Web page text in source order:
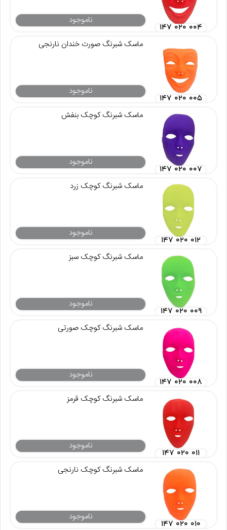
ناموجود
۱۴۷ ۰۲۰ ۰۰۴
ماسک شبرنگ صورت خندان نارنجی
ناموجود
۱۴۷ ۰۲۰ ۰۰۵
ماسک شبرنگ کوچک بنفش
ناموجود
۱۴۷ ۰۲۰ ۰۰۷
ماسک شبرنگ کوچک زرد
ناموجود
۱۴۷ ۰۲۰ ۰۱۲
ماسک شبرنگ کوچک سبز
ناموجود
۱۴۷ ۰۲۰ ۰۰۹
ماسک شبرنگ کوچک صورتی
ناموجود
۱۴۷ ۰۲۰ ۰۰۸
ماسک شبرنگ کوچک قرمز
ناموجود
۱۴۷ ۰۲۰ ۰۱۱
ماسک شبرنگ کوچک نارنجی
ناموجود
۱۴۷ ۰۲۰ ۰۱۰